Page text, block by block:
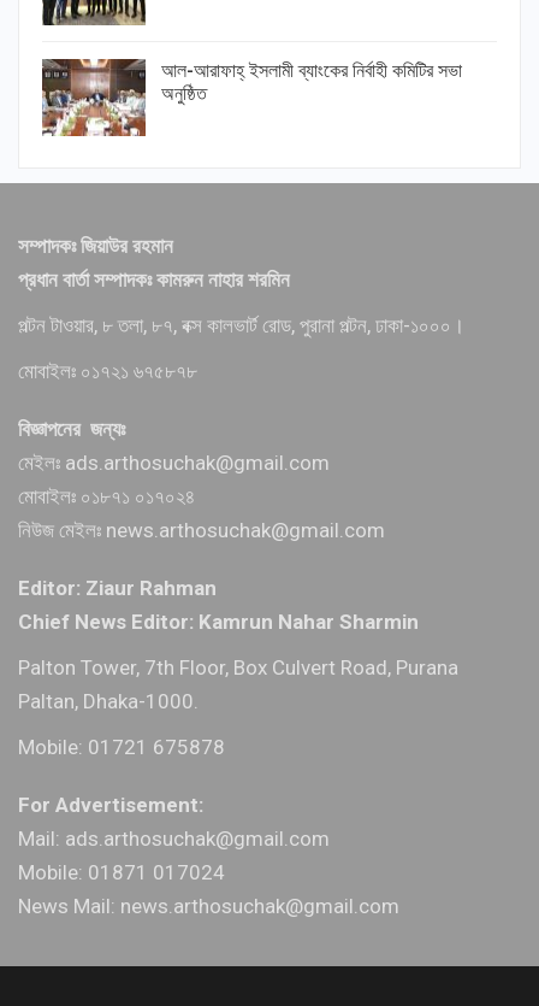
আল-আরাফাহ্ ইসলামী ব্যাংকের নির্বাহী কমিটির সভা
অনুষ্ঠিত
সম্পাদকঃ জিয়াউর রহমান
প্রধান বার্তা সম্পাদকঃ কামরুন নাহার শরমিন
পল্টন টাওয়ার, ৮ তলা, ৮৭, বক্স কালভার্ট রোড, পুরানা পল্টন, ঢাকা-১০০০।
মোবাইলঃ ০১৭২১ ৬৭৫৮৭৮
বিজ্ঞাপনের জন্যঃ
মেইলঃ ads.arthosuchak@gmail.com
মোবাইলঃ ০১৮৭১ ০১৭০২৪
নিউজ মেইলঃ news.arthosuchak@gmail.com
Editor: Ziaur Rahman
Chief News Editor: Kamrun Nahar Sharmin
Palton Tower, 7th Floor, Box Culvert Road, Purana
Paltan, Dhaka-1000.
Mobile: 01721 675878
For Advertisement:
Mail: ads.arthosuchak@gmail.com
Mobile: 01871 017024
News Mail: news.arthosuchak@gmail.com